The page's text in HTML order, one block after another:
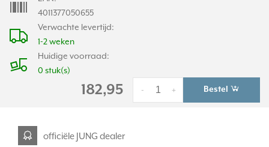
Verwachte levertijd:
1-2 weken
Huidige voorraad:
0 stuk(s)
4011377050655
182,95 +
- Bestel
officiële JUNG dealer